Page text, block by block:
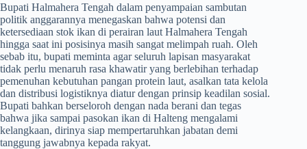
​Bupati Halmahera Tengah dalam penyampaian sambutan
politik anggarannya menegaskan bahwa potensi dan
ketersediaan stok ikan di perairan laut Halmahera Tengah
hingga saat ini posisinya masih sangat melimpah ruah. Oleh
sebab itu, bupati meminta agar seluruh lapisan masyarakat
tidak perlu menaruh rasa khawatir yang berlebihan terhadap
pemenuhan kebutuhan pangan protein laut, asalkan tata kelola
dan distribusi logistiknya diatur dengan prinsip keadilan sosial.
Bupati bahkan berseloroh dengan nada berani dan tegas
bahwa jika sampai pasokan ikan di Halteng mengalami
kelangkaan, dirinya siap mempertaruhkan jabatan demi
tanggung jawabnya kepada rakyat.